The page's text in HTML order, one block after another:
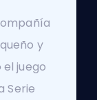
y
juego
Serie